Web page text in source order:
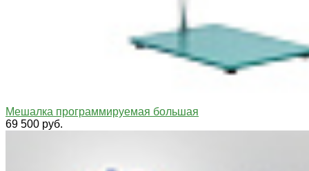
Мешалка программируемая большая
69 500 руб.